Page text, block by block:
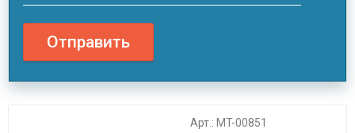
Отправить
Арт.: MT-00851